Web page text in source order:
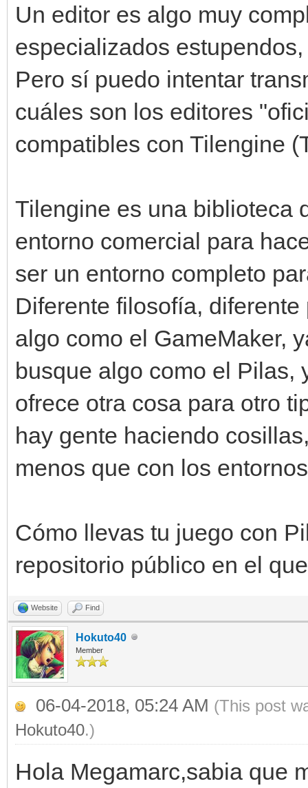
Un editor es algo muy
especializados
Pero sí puedo intentar
cuáles son los editores
compatibles con Tilengine
Tilengine es una biblioteca
entorno comercial para
ser un entorno completo
Diferente filosofía,
algo como el GameMaker,
busque algo como el Pilas,
ofrece otra cosa para otro
hay gente haciendo
menos que con los
Cómo llevas tu juego con
repositorio público en el
Website Find
Hokuto40
Member
06-04-2018, 05:24 AM (This post
Hokuto40.)
Hola Megamarc,sabia que